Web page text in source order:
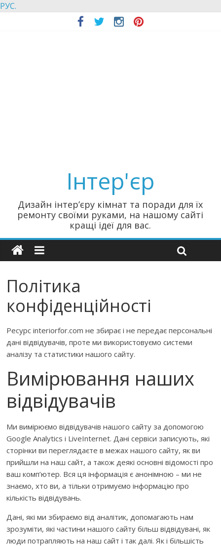
РУС.
Інтер'єр
Дизайн інтер’єру кімнат та поради для їх
ремонту своїми руками, на нашому сайті
кращі ідеї для вас.
Політика
конфіденційності
Ресурс interiorfor.com не збирає і не передає персональні
дані відвідувачів, проте ми використовуємо системи
аналізу та статистики нашого сайту.
Вимірювання наших
відвідувачів
Ми вимірюємо відвідувачів нашого сайту за допомогою
Google Analytics і LiveInternet. Дані сервіси записують, які
сторінки ви переглядаєте в межах нашого сайту, як ви
прийшли на наш сайт, а також деякі основні відомості про
ваш комп’ютер. Вся ця інформація є анонімною – ми не
знаємо, хто ви, а тільки отримуємо інформацію про
кількість відвідувань.
Дані, які ми збираємо від аналітик, допомагають нам
зрозуміти, які частини нашого сайту більш відвідувані, як
люди потрапляють на наш сайт і так далі. Як і більшість